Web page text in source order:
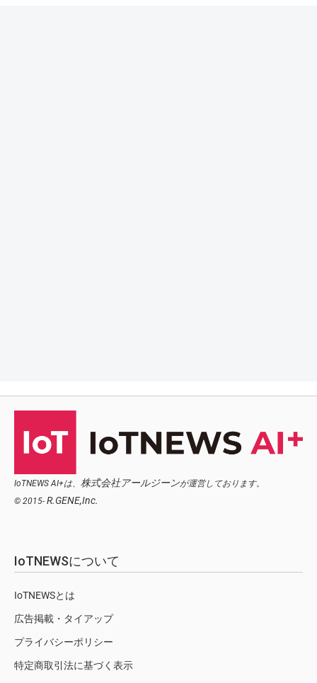
IoTNEWS AI+は、 株式会社アールジーンが運営しております。
© 2015- R.GENE,Inc.
IoTNEWSについて
IoTNEWSとは
広告掲載・タイアップ
プライバシーポリシー
特定商取引法に基づく表示